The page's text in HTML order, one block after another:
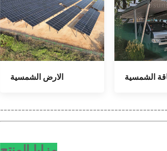
الارض الشمسية الشمسية